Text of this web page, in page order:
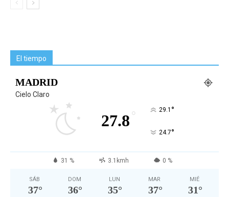
El tiempo
MADRID
Cielo Claro
27.8 ° 29.1 °
24.7°
31 % 3.1kmh 0 %
SÁB
37°
DOM
36°
LUN
35°
MAR
37°
MIÉ
31°